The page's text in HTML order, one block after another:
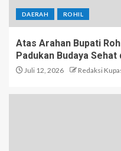
DAERAH ROHIL
Atas Arahan Bupati
Padukan Budaya
Juli 12, 2026 Redaksi